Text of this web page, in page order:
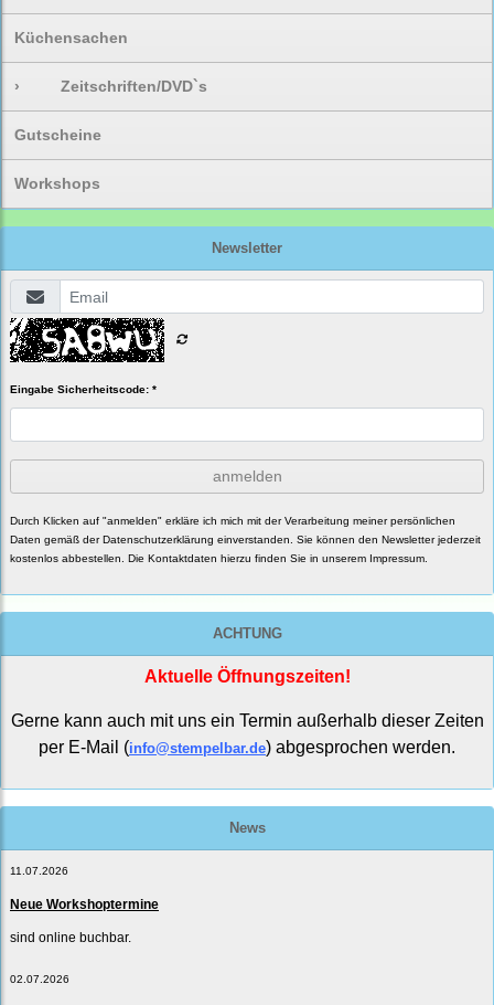
Küchensachen
› Zeitschriften/DVD`s
Gutscheine
Workshops
Newsletter
Eingabe Sicherheitscode: *
anmelden
Durch Klicken auf "anmelden" erkläre ich mich mit der Verarbeitung meiner persönlichen
Daten gemäß derDatenschutzerklärung einverstanden. Sie können den Newsletter jederzeit
kostenlos abbestellen. Die Kontaktdaten hierzu finden Sie in unserem Impressum.
ACHTUNG
Aktuelle Öffnungszeiten!
Gerne kann auch mit uns ein Termin außerhalb dieser Zeiten
per E-Mail (info@stempelbar.de) abgesprochen werden.
News
11.07.2026
Neue Workshoptermine
sind online buchbar.
02.07.2026